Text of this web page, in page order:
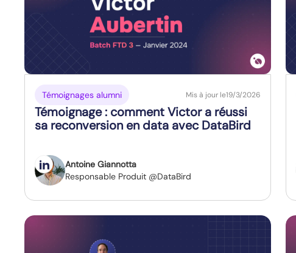
Témoignages alumni Mis à jour le19/3/2026
Témoignage : comment Victor a réussi
sa reconversion en data avec DataBird
Antoine Giannotta
Responsable Produit @DataBird